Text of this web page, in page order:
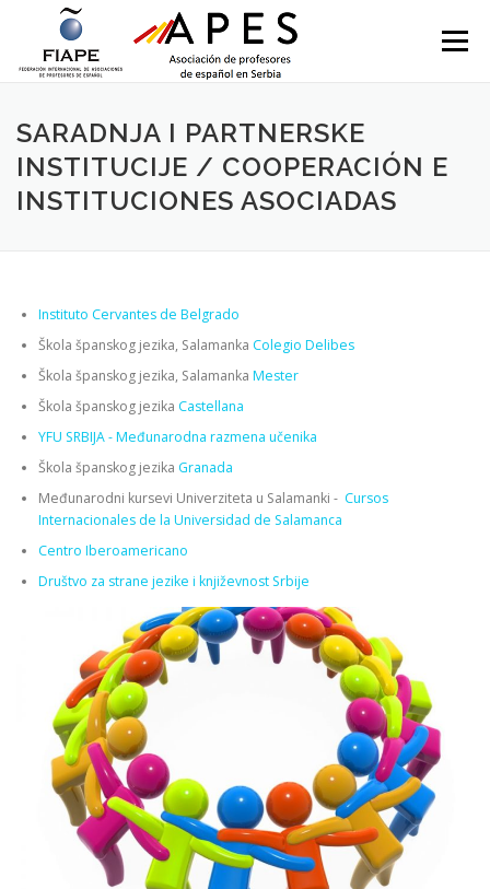
Skip to content
Menu
SARADNJA I PARTNERSKE
INSTITUCIJE / COOPERACIÓN E
INSTITUCIONES ASOCIADAS
Instituto Cervantes de Belgrado
Škola španskog jezika, Salamanka Colegio Delibes
Škola španskog jezika, Salamanka Mester
Škola španskog jezika Castellana
YFU SRBIJA - Međunarodna razmena učenika
Škola španskog jezika Granada
Međunarodni kursevi Univerziteta u Salamanki - Cursos
Internacionales de la Universidad de Salamanca
Centro Iberoamericano
Društvo za strane jezike i književnost Srbije